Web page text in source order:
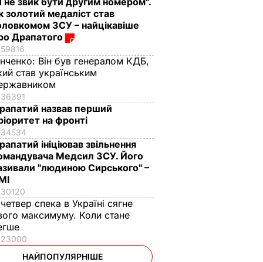
золотий медаліст став
ЗСУ – найцікавіше
Драпатого
59816
Він був генералом КДБ,
став українським
36391
назвав перший
на фронті
34534
ініціював звільнення
Медсил ЗСУ. Його
"людиною Сирського" –
30120
спека в Україні сягне
максимуму. Коли стане
23000
НАЙПОПУЛЯРНІШЕ